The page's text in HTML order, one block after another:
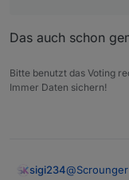
Das auch schon
Bitte benutzt das Voting
Immer Daten sichern!
sigi234@Scrounger